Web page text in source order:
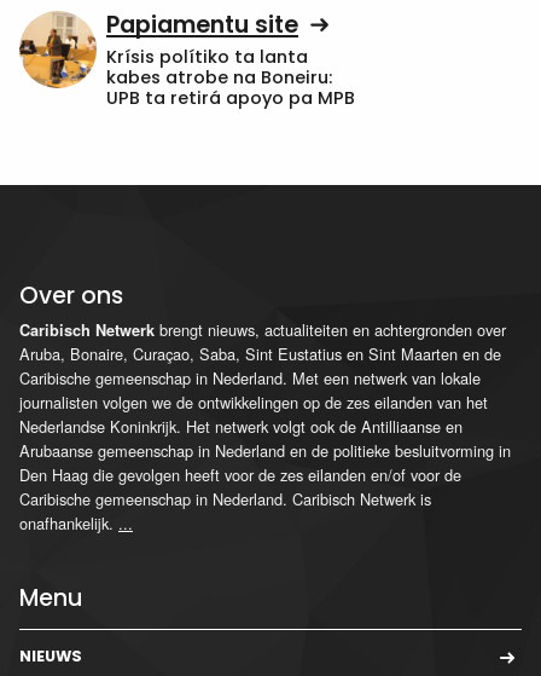
Papiamentu site
Krísis polítiko ta lanta
kabes atrobe na Boneiru:
UPB ta retirá apoyo pa MPB
Over ons
Caribisch Netwerk brengt nieuws, actualiteiten en achtergronden over
Aruba, Bonaire, Curaçao, Saba, Sint Eustatius en Sint Maarten en de
Caribische gemeenschap in Nederland. Met een netwerk van lokale
journalisten volgen we de ontwikkelingen op de zes eilanden van het
Nederlandse Koninkrijk. Het netwerk volgt ook de Antilliaanse en
Arubaanse gemeenschap in Nederland en de politieke besluitvorming in
Den Haag die gevolgen heeft voor de zes eilanden en/of voor de
Caribische gemeenschap in Nederland. Caribisch Netwerk is
onafhankelijk. ...
Menu
NIEUWS